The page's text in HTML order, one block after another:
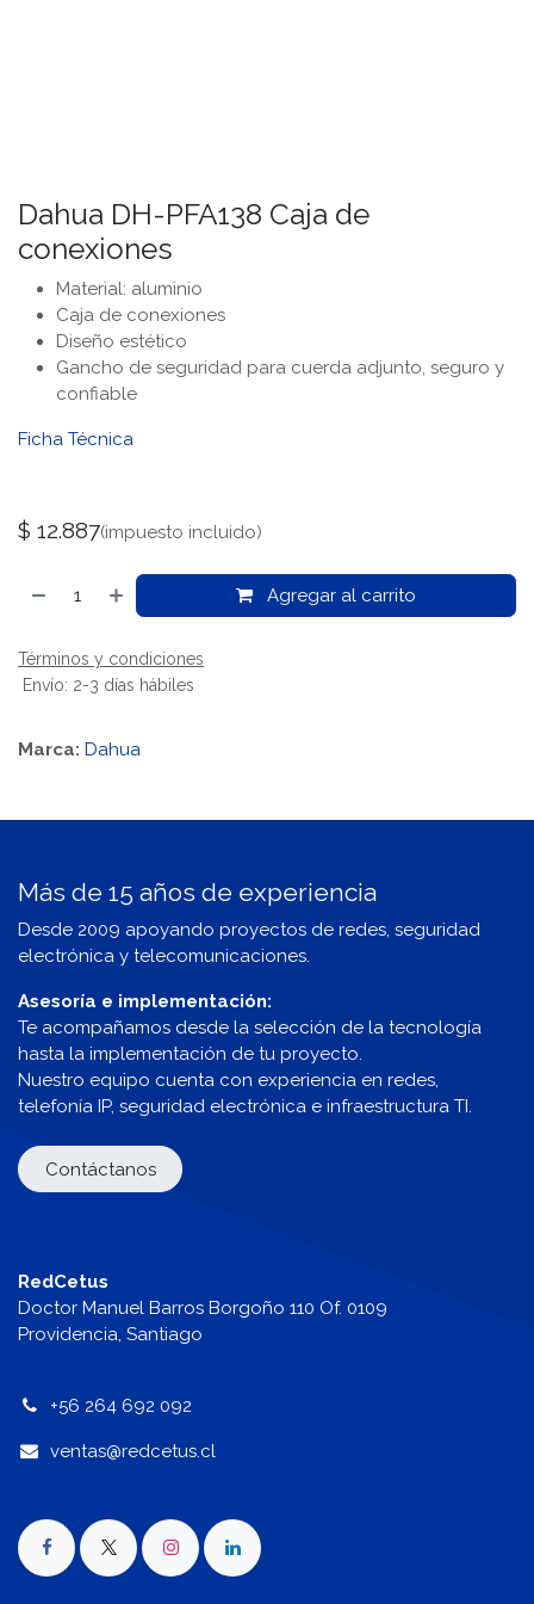
Dahua DH-PFA138 Caja de
conexiones
Material: aluminio
Caja de conexiones
Diseño estético
Gancho de seguridad para cuerda adjunto, seguro y
confiable
Ficha Técnica
$ 12.887(impuesto incluido)
Agregar al carrito
Términos y condiciones
Envío: 2-3 días hábiles
Marca: Dahua
Más de 15 años de experiencia
Desde 2009 apoyando proyectos de redes, seguridad
electrónica y telecomunicaciones.
Asesoría e implementación:
Te acompañamos desde la selección de la tecnología
hasta la implementación de tu proyecto.
Nuestro equipo cuenta con experiencia en redes,
telefonía IP, seguridad electrónica e infraestructura TI.
Contáctanos
RedCetus
Doctor Manuel Barros Borgoño 110 Of. 0109
Providencia, Santiago
+56 264 692 092
ventas@redcetus.cl